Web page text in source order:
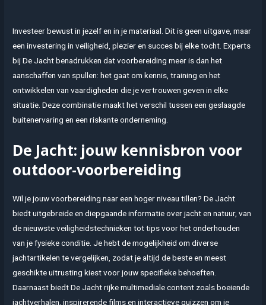
Investeer bewust in jezelf en in je materiaal. Dit is geen uitgave, maar
een investering in veiligheid, plezier en succes bij elke tocht. Experts
bij De Jacht benadrukken dat voorbereiding meer is dan het
aanschaffen van spullen: het gaat om kennis, training en het
ontwikkelen van vaardigheden die je vertrouwen geven in elke
situatie. Deze combinatie maakt het verschil tussen een geslaagde
buitenervaring en een riskante onderneming.
De Jacht: jouw kennisbron voor
outdoor-voorbereiding
Wil je jouw voorbereiding naar een hoger niveau tillen? De Jacht
biedt uitgebreide en diepgaande informatie over jacht en natuur, van
de nieuwste veiligheidstechnieken tot tips voor het onderhouden
van je fysieke conditie. Je hebt de mogelijkheid om diverse
jachtartikelen te vergelijken, zodat je altijd de beste en meest
geschikte uitrusting kiest voor jouw specifieke behoeften.
Daarnaast biedt De Jacht rijke multimediale content zoals boeiende
jachtverhalen, inspirerende films en interactieve quizzen om je